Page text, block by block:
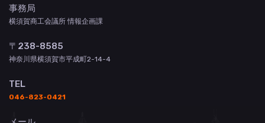
事務局
横須賀商工会議所 情報企画課
〒238-8585
神奈川県横須賀市平成町2-14-4
TEL
046-823-0421